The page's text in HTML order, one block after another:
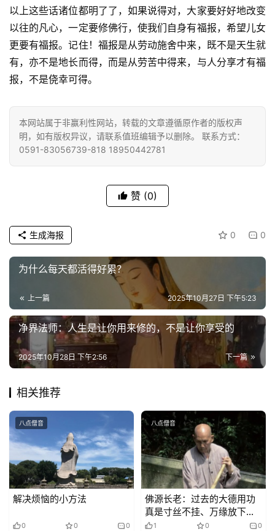
乐
菩
提
专
公
益
人
院
巡
礼
视
纪
录
佛
教
艺
术
登录
以上这些话诸位都明了了，如果说得对，大家要好好地改变
以往的凡心，一定要修佛行，使我们自身有福报，希望儿女
更要有福报。记住！福报是从劳动施舍中来，既不是天生就
有，亦不是地长而得，而是从劳苦中得来，与人分享才有福
报，不是侥幸可得。
本网站属于非赢利性网站，转载的文章遵循原作者的版权声
明，如有版权异议，请联系值班编辑予以删除。 联系方式：
0591-83056739-818 18950442781
赞 (0)
0 0
生成海报
为什么每天都活得好累？
上一篇 2025年10月27日 下午5:23
净界法师：人生是让你用来修的，不是让你享受的
下一篇
2025年10月28日 下午2:56
相关推荐
八点僧音
解决烦恼的小方法
0 0 0
八点僧音
佛源长老：过去的大德用功
真是寸丝不挂、万缘放下，
同住几年不知对方姓名长相
1 0 0